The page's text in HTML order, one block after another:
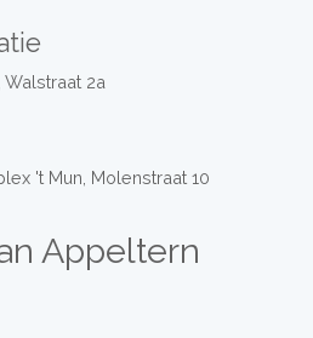
2a
't Mun, Molenstraat 10
Appeltern